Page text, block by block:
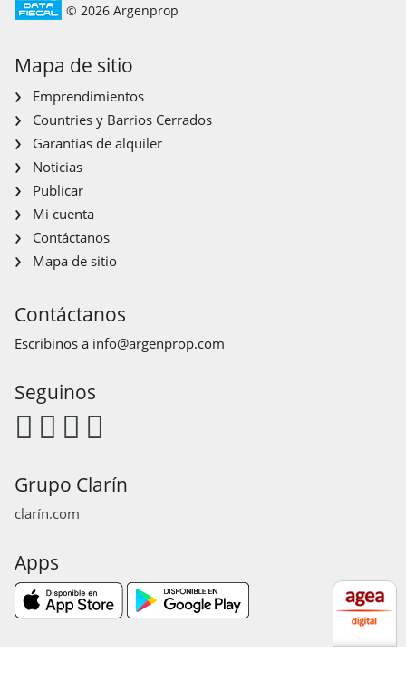
© 2026 Argenprop
Mapa de sitio
Emprendimientos
Countries y Barrios Cerrados
Garantías de alquiler
Noticias
Publicar
Mi cuenta
Contáctanos
Mapa de sitio
Contáctanos
Escribinos a info@argenprop.com
Seguinos
Grupo Clarín
clarín.com
Apps